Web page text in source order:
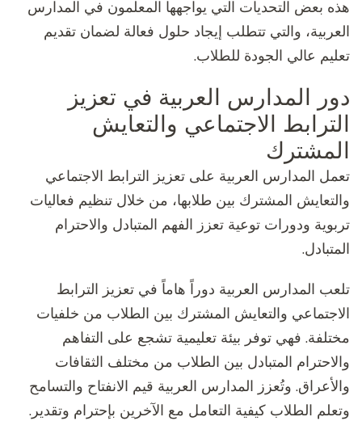
هذه بعض التحديات التي يواجهها المعلمون في المدارس
العربية، والتي تتطلب إيجاد حلول فعالة لضمان تقديم
تعليم عالي الجودة للطلاب.
دور المدارس العربية في تعزيز
الترابط الاجتماعي والتعايش
المشترك
تعمل المدارس العربية على تعزيز الترابط الاجتماعي
والتعايش المشترك بين طلابها، من خلال تنظيم فعاليات
تربوية ودورات توعية تعزز الفهم المتبادل والاحترام
المتبادل.
تلعب المدارس العربية دوراً هاماً في تعزيز الترابط
الاجتماعي والتعايش المشترك بين الطلاب من خلفيات
مختلفة. فهي توفر بيئة تعليمية تشجع على التفاهم
والاحترام المتبادل بين الطلاب من مختلف الثقافات
والأعراق. وتُعزز المدارس العربية قيم الانفتاح والتسامح
وتعلم الطلاب كيفية التعامل مع الآخرين بإحترام وتقدير.